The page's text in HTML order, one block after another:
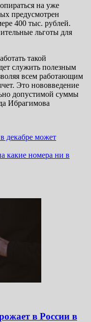
на уже
предусмотрен
400 тыс. рублей.
льготы для
такой
служить полезным
всем работающим
Это нововведение
допустимой суммы
Ибрагимова
декабре может
какие номера ни в
в России в